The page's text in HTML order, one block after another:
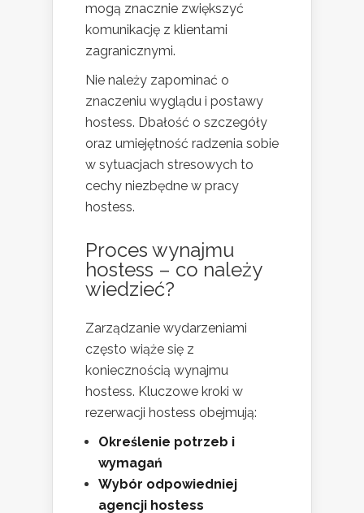
mogą znacznie zwiększyć
komunikację z klientami
zagranicznymi.
Nie należy zapominać o
znaczeniu wyglądu i postawy
hostess. Dbałość o szczegóły
oraz umiejętność radzenia sobie
w sytuacjach stresowych to
cechy niezbędne w pracy
hostess.
Proces wynajmu
hostess – co należy
wiedzieć?
Zarządzanie wydarzeniami
często wiąże się z
koniecznością wynajmu
hostess. Kluczowe kroki w
rezerwacji hostess obejmują:
Określenie potrzeb i
wymagań
Wybór odpowiedniej
agencji hostess